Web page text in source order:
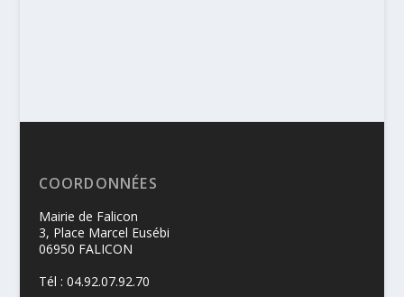
COORDONNÉES
Mairie de Falicon
3, Place Marcel Eusébi
06950 FALICON
Tél : 04.92.07.92.70